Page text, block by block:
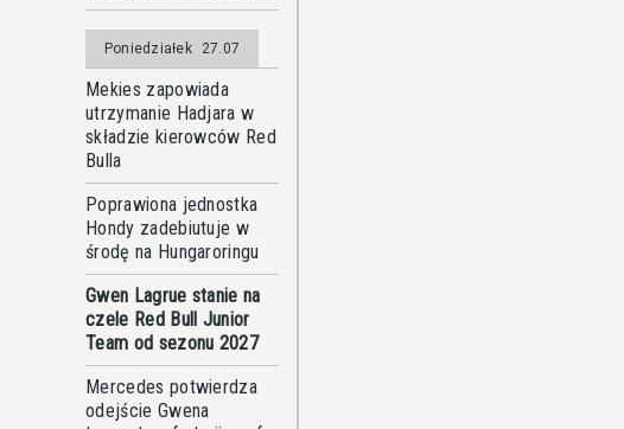
Poniedziałek 27.07
Mekies zapowiada
utrzymanie Hadjara w
składzie kierowców Red
Bulla
Poprawiona jednostka
Hondy zadebiutuje w
środę na Hungaroringu
Gwen Lagrue stanie na
czele Red Bull Junior
Team od sezonu 2027
Mercedes potwierdza
odejście Gwena